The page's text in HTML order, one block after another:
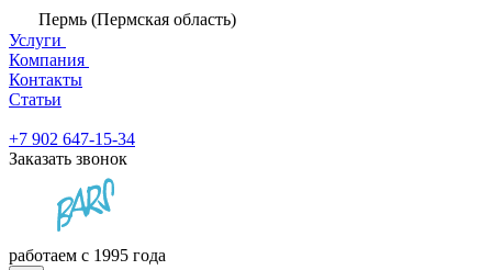
Пермь (Пермская область)
Услуги
Компания
Контакты
Статьи
+7 902 647-15-34
Заказать звонок
работаем с 1995 года